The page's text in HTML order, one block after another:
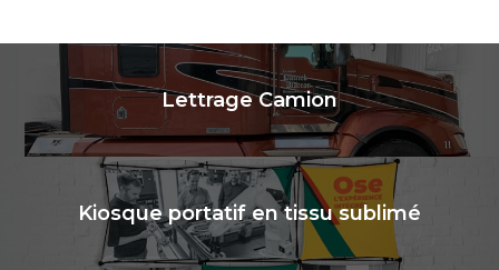
Lettrage Camion
Kiosque portatif en tissu sublimé